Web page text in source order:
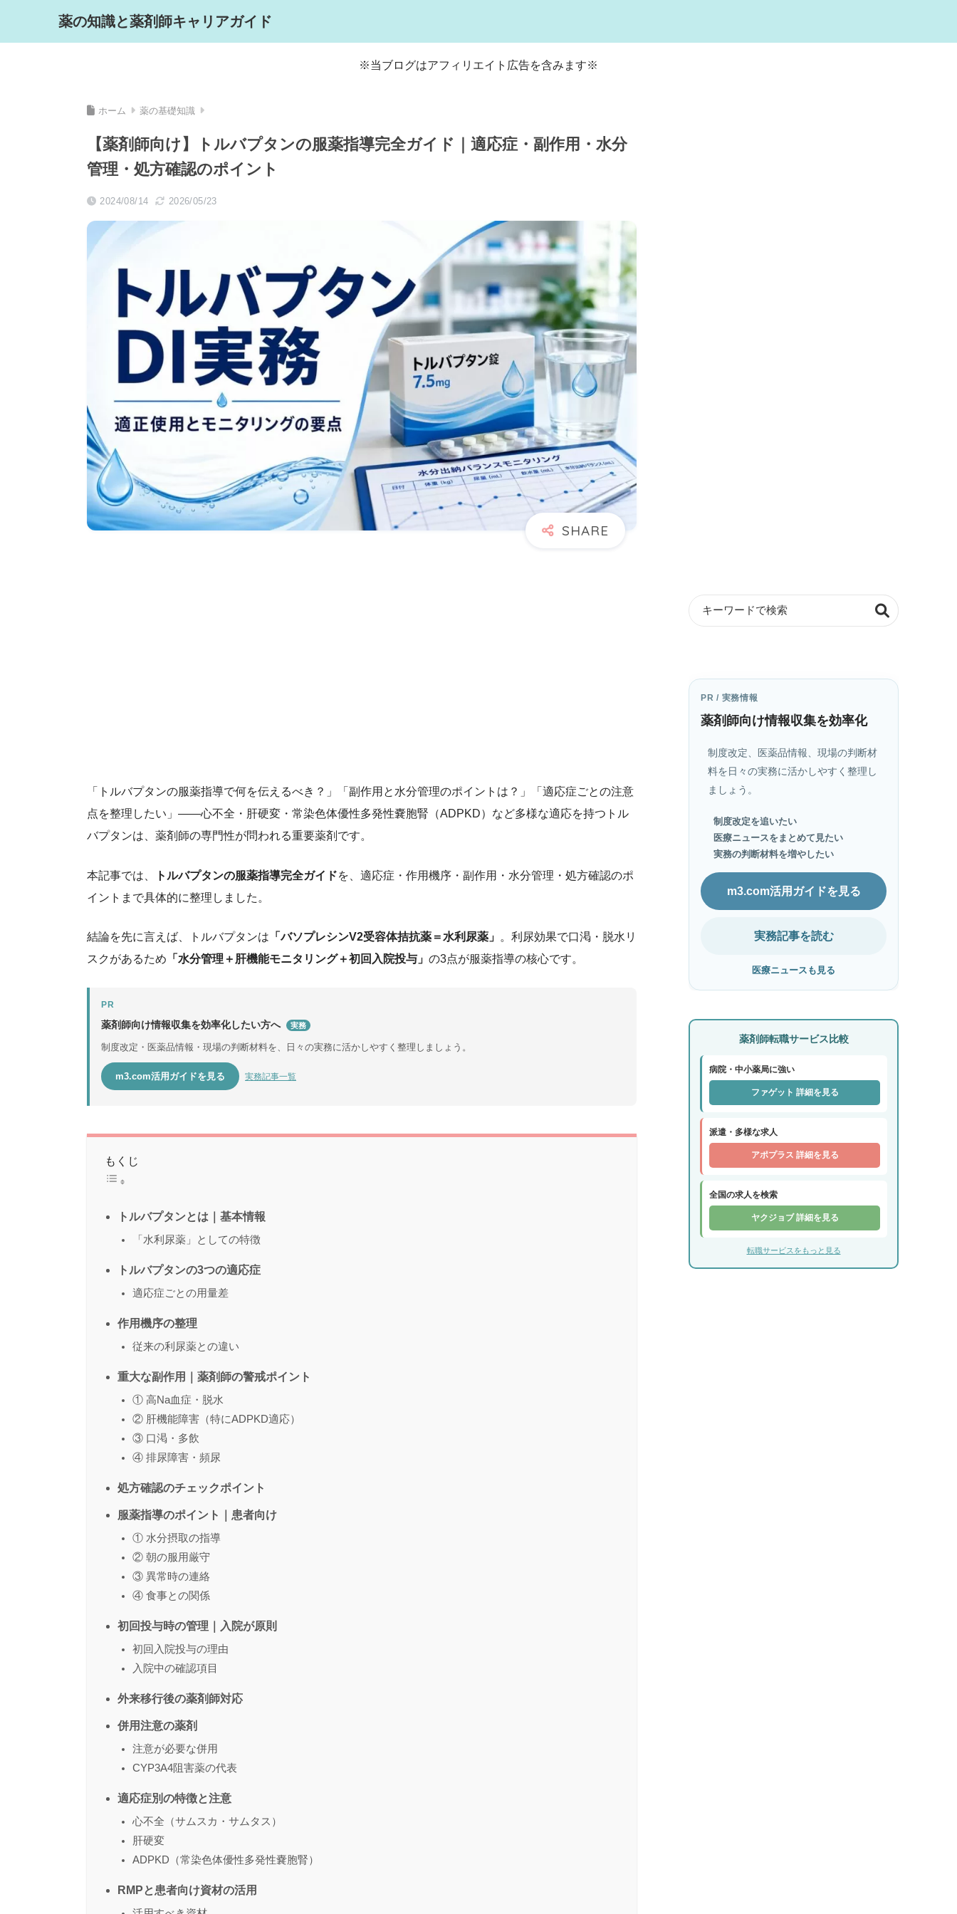
薬の知識と薬剤師キャリアガイド
※当ブログはアフィリエイト広告を含みます※
ホーム 薬の基礎知識
【薬剤師向け】トルバプタンの服薬指導完全ガイド｜適応症・副作用・水分
管理・処方確認のポイント
2024/08/14 2026/05/23
「トルバプタンの服薬指導で何を伝えるべき？」「副作用と水分管理のポイントは？」「適応症ごとの注意
点を整理したい」――心不全・肝硬変・常染色体優性多発性嚢胞腎（ADPKD）など多様な適応を持つトル
バプタンは、薬剤師の専門性が問われる重要薬剤です。
本記事では、 トルバプタンの服薬指導完全ガイドを、適応症・作用機序・副作用・水分管理・処方確認のポ
イントまで具体的に整理しました。
結論を先に言えば、トルバプタンは 「バソプレシンV2受容体拮抗薬＝水利尿薬」 。利尿効果で口渇・脱水リ
スクがあるため 「水分管理＋肝機能モニタリング＋初回入院投与」 の3点が服薬指導の核心です。
PR
薬剤師向け情報収集を効率化したい方へ 実務
制度改定・医薬品情報・現場の判断材料を、日々の実務に活かしやすく整理しましょう。
m3.com活用ガイドを見る 実務記事一覧
もくじ
トルバプタンとは｜基本情報
「水利尿薬」としての特徴
トルバプタンの3つの適応症
適応症ごとの用量差
作用機序の整理
従来の利尿薬との違い
重大な副作用｜薬剤師の警戒ポイント
① 高Na血症・脱水
② 肝機能障害（特にADPKD適応）
③ 口渇・多飲
④ 排尿障害・頻尿
処方確認のチェックポイント
服薬指導のポイント｜患者向け
① 水分摂取の指導
② 朝の服用厳守
③ 異常時の連絡
④ 食事との関係
初回投与時の管理｜入院が原則
初回入院投与の理由
入院中の確認項目
外来移行後の薬剤師対応
併用注意の薬剤
注意が必要な併用
CYP3A4阻害薬の代表
適応症別の特徴と注意
心不全（サムスカ・サムタス）
肝硬変
ADPKD（常染色体優性多発性嚢胞腎）
RMPと患者向け資材の活用
PR / 実務情報
薬剤師向け情報収集を効率化
制度改定、医薬品情報、現場の判断材
料を日々の実務に活かしやすく整理し
ましょう。
制度改定を追いたい
医療ニュースをまとめて見たい
実務の判断材料を増やしたい
m3.com活用ガイドを見る
実務記事を読む
医療ニュースも見る
薬剤師転職サービス比較
病院・中小薬局に強い
ファゲット 詳細を見る
派遣・多様な求人
アポプラス 詳細を見る
全国の求人を検索
ヤクジョブ 詳細を見る
転職サービスをもっと見る